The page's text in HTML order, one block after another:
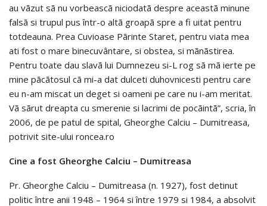
au vãzut sã nu vorbeascã niciodatã despre aceastã minune
falsã si trupul pus într-o altã groapã spre a fi uitat pentru
totdeauna. Prea Cuvioase Pãrinte Staret, pentru viata mea
ati fost o mare binecuvântare, si obstea, si mãnãstirea.
Pentru toate dau slavã lui Dumnezeu si-L rog sã mã ierte pe
mine pãcãtosul cã mi-a dat dulceti duhovnicesti pentru care
eu n-am miscat un deget si oameni pe care nu i-am meritat.
Vã sãrut dreapta cu smerenie si lacrimi de pocãintã”, scria, în
2006, de pe patul de spital, Gheorghe Calciu – Dumitreasa,
potrivit site-ului roncea.ro
Cine a fost Gheorghe Calciu – Dumitreasa
Pr. Gheorghe Calciu – Dumitreasa (n. 1927), fost detinut
politic între anii 1948 – 1964 si între 1979 si 1984, a absolvit